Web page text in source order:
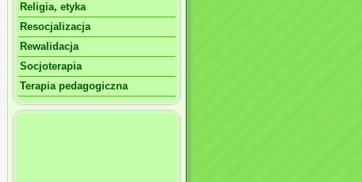
Religia, etyka
Resocjalizacja
Rewalidacja
Socjoterapia
Terapia pedagogiczna